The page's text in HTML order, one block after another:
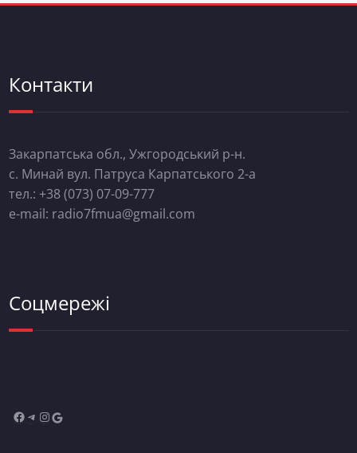
Контакти
Закарпатська обл., Ужгородський р-н.
с. Минай вул. Патруса Карпатського 2-а
тел.: +38 (073) 07-09-777
e-mail: radio7fmua@gmail.com
Соцмережі